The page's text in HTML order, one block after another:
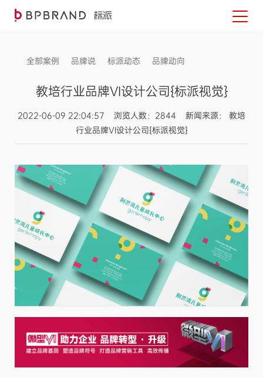
全部案例 品牌说 标派动态 品牌动向
教培行业品牌VI设计公司{标派视觉}
2022-06-09 22:04:57 浏览人数：2844 新闻来源： 教培
行业品牌VI设计公司{标派视觉}